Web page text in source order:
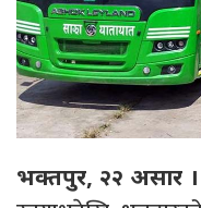
भक्तपुर, २२ असार ।